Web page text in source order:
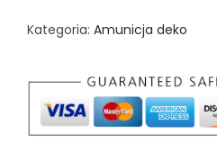
Kategoria: Amunicja deko